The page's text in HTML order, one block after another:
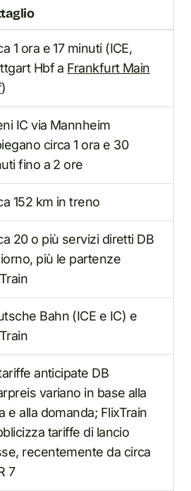
1 ora e 17 minuti (ICE,
Hbf a Frankfurt Main
)
IC via Mannheim
circa 1 ora e 30
fino a 2 ore
152 km in treno
20 o più servizi diretti DB
più le partenze
Bahn (ICE e IC) e
anticipate DB
variano in base alla
e alla domanda; FlixTrain
tariffe di lancio
recentemente da circa
7